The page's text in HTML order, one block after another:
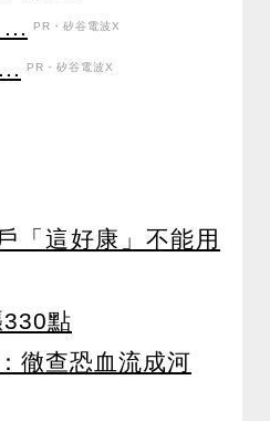
PR・矽谷電波X
PR・矽谷電波X
「這好康」不能用
330點
徹查恐血流成河